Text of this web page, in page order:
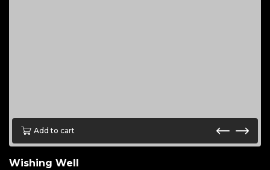
Add to cart
Wishing Well